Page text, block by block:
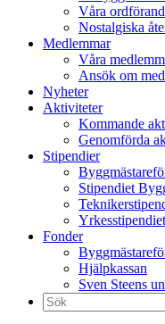
Våra
Nostalgiska
Medlemmar
Våra
Ansök om
Nyheter
Aktiviteter
Kommande
Genomförda
Stipendier
Stipendiet
Yrkesstipendiet
Fonder
Hjälpkassan
Sven Steens
Sök
efter: